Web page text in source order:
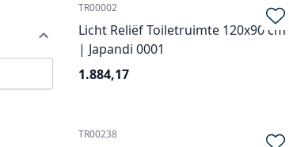
TR00002
Licht Reliëf Toiletruimte 120x90 cm
| Japandi 0001
1.884,17
TR00238